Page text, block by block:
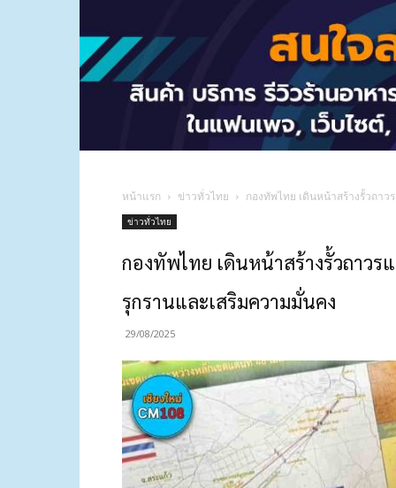
หน้าแรก ข่าวทั่วไทย กองทัพไทย เดินหน้าสร้างรั้วถา
ข่าวทั่วไทย
กองทัพไทย เดินหน้าสร้างรั้วถาว
รุกรานและเสริมความมั่นคง
29/08/2025